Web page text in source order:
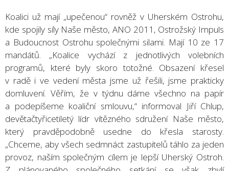
Koalici už mají „upečenou“ rovněž v Uherském Ostrohu,
kde spojily síly Naše město, ANO 2011, Ostrožský Impuls
a Budoucnost Ostrohu společnými silami. Mají 10 ze 17
mandátů. „Koalice vychází z jednotlivých volebních
programů, které byly skoro totožné. Obsazení křesel
v radě i ve vedení města jsme už řešili, jsme prakticky
domluvení. Věřím, že v týdnu dáme všechno na papír
a podepíšeme koaliční smlouvu,“ informoval Jiří Chlup,
devětačtyřicetiletý lídr vítězného sdružení Naše město,
který pravděpodobně usedne do křesla starosty.
„Chceme, aby všech sedmnáct zastupitelů táhlo za jeden
provoz, naším společným cílem je lepší Uherský Ostroh.